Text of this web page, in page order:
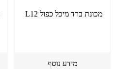
מכונת ברד מיכל כפול L12
מידע נוסף